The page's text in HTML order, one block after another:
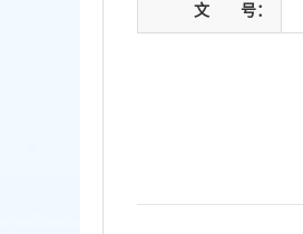
文 号：